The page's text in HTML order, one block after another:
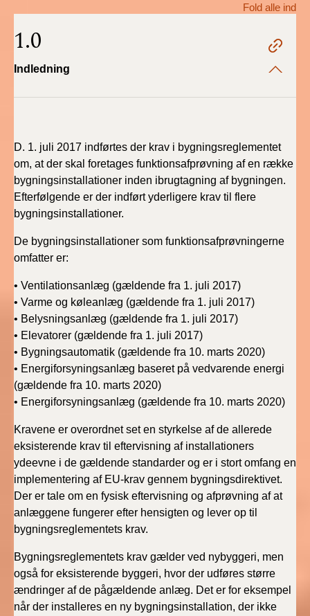
BR18 (29/6 - 31/12
BR18 (1/7-31/12
2020)
BR18 (10/3-30/6
2020)
BR18 (4/7-31/12
2019)
BR18 (1/1-4/7 2019)
BR18 (1/7-31/12
2018)
BR18 (1/1-30/6
2018)
BR15 (2015-2018)
Tidligere BR (1961-
2010)
Fold alle ind
1.0
Indledning
D. 1. juli 2017 indførtes der krav i bygningsreglementet
om, at der skal foretages funktionsafprøvning af en række
bygningsinstallationer inden ibrugtagning af bygningen.
Efterfølgende er der indført yderligere krav til flere
bygningsinstallationer.
De bygningsinstallationer som funktionsafprøvningerne
omfatter er:
• Ventilationsanlæg (gældende fra 1. juli 2017)
• Varme og køleanlæg (gældende fra 1. juli 2017)
• Belysningsanlæg (gældende fra 1. juli 2017)
• Elevatorer (gældende fra 1. juli 2017)
• Bygningsautomatik (gældende fra 10. marts 2020)
• Energiforsyningsanlæg baseret på vedvarende energi
(gældende fra 10. marts 2020)
• Energiforsyningsanlæg (gældende fra 10. marts 2020)
Kravene er overordnet set en styrkelse af de allerede
eksisterende krav til eftervisning af installationers
ydeevne i de gældende standarder og er i stort omfang en
implementering af EU-krav gennem bygningsdirektivet.
Der er tale om en fysisk eftervisning og afprøvning af at
anlæggene fungerer efter hensigten og lever op til
bygningsreglementets krav.
Bygningsreglementets krav gælder ved nybyggeri, men
også for eksisterende byggeri, hvor der udføres større
ændringer af de pågældende anlæg. Det er for eksempel
når der installeres en ny bygningsinstallation, der ikke